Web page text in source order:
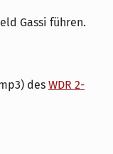
Gassi führen.
des WDR 2-